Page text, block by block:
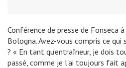
Conférence de presse de Fonseca
Bologna. Avez-vous compris ce qui
? « En tant qu’entraîneur, je dois
passé, comme je l'ai toujours fait